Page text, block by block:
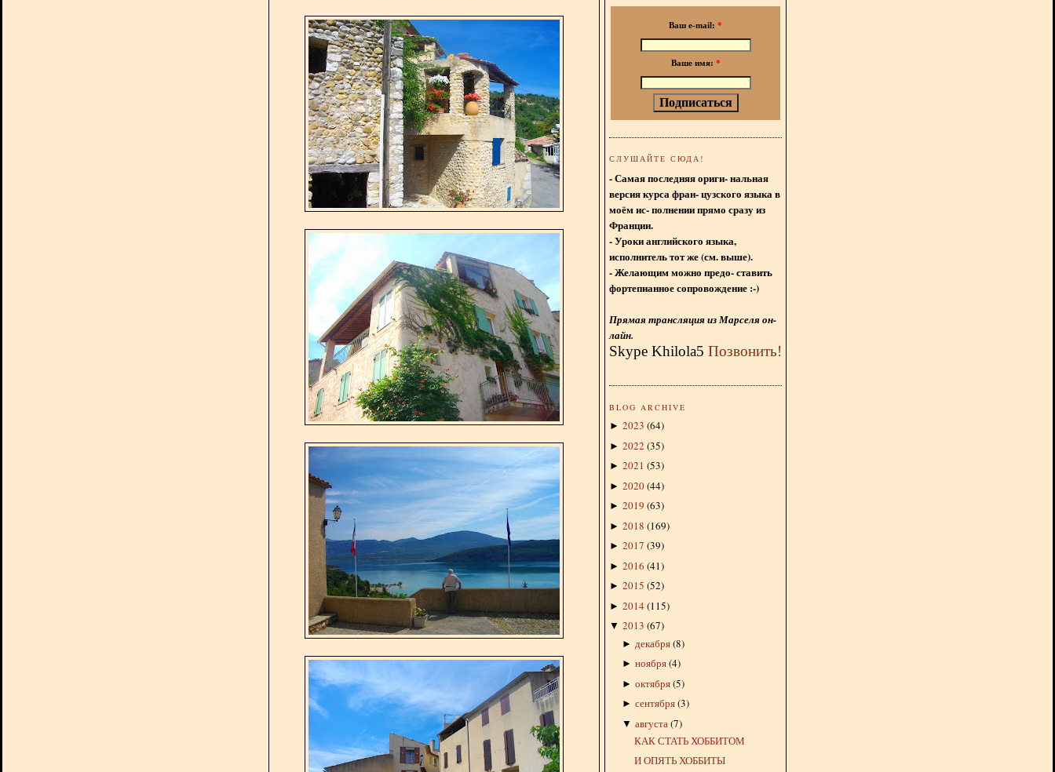
Ваш e-mail: *
Ваше имя: *
СЛУШАЙТЕ СЮДА!
- Самая последняя ориги- нальная
версия курса фран- цузского языка в
моём ис- полнении прямо сразу из
Франции.
- Уроки английского языка,
исполнитель тот же (см. выше).
- Желающим можно предо- ставить
фортепианное сопровождение :-)
Прямая трансляция из Марселя он-
лайн.
Skype Khilola5 Позвонить!
BLOG ARCHIVE
► 2023 (64)
► 2022 (35)
► 2021 (53)
► 2020(44)
► 2019 (63)
► 2018 (169)
► 2017 (39)
► 2016 (41)
► 2015 (52)
► 2014 (115)
▼ 2013 (67)
► декабря(8)
► ноября(4)
► октября(5)
► сентября(3)
▼ августа (7)
КАК СТАТЬ ХОББИТОМ
И ОПЯТЬ ХОББИТЫ